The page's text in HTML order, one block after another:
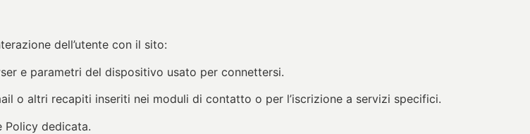
dell’utente con il sito:
e parametri del dispositivo usato per connettersi.
o altri recapiti inseriti nei moduli di contatto o per l’iscrizione a servizi specifici.
Policy dedicata.